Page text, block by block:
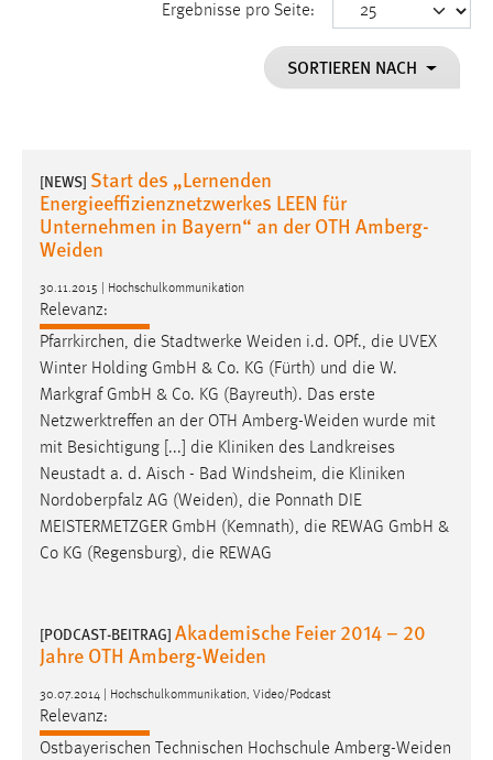
Ergebnisse pro Seite:
SORTIEREN NACH
[NEWS] Start des „Lernenden
Energieeffizienznetzwerkes LEEN für
Unternehmen in Bayern“ an der OTH Amberg-
Weiden
30.11.2015 | Hochschulkommunikation
Relevanz:
Pfarrkirchen, die Stadtwerke Weiden i.d. OPf., die UVEX
Winter Holding GmbH & Co. KG (Fürth) und die W.
Markgraf GmbH & Co. KG (Bayreuth). Das erste
Netzwerktreffen an der OTH Amberg-Weiden wurde mit
mit Besichtigung [...] die Kliniken des Landkreises
Neustadt a. d. Aisch - Bad Windsheim, die Kliniken
Nordoberpfalz AG (Weiden), die Ponnath DIE
MEISTERMETZGER GmbH (Kemnath), die REWAG GmbH &
Co KG (Regensburg), die REWAG
[PODCAST-BEITRAG] Akademische Feier 2014 – 20
Jahre OTH Amberg-Weiden
30.07.2014 | Hochschulkommunikation, Video/Podcast
Relevanz:
Ostbayerischen Technischen Hochschule Amberg-Weiden
Dieser Cookie speichert die ausgewählten Einverständnis-
Performance
Name:
staticfilecache
Zweck:
Für performante Seitenauslieferung wird in diesem Cookie
gespeichert, ob man eingeloggt ist.
Sprachpräferenz
Name:
site-language-preference
Zweck:
30 Tage
Chat
Name: